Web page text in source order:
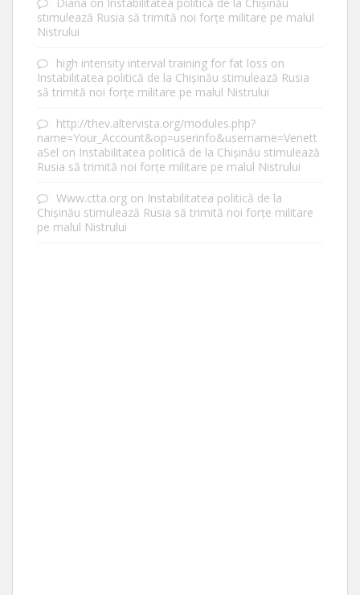
stimulează Rusia să trimită noi forțe militare pe malul
Nistrului
high intensity interval training for fat loss on
Instabilitatea politică de la Chișinău stimulează Rusia
să trimită noi forțe militare pe malul Nistrului
http://thev.altervista.org/modules.php?
name=Your_Account&op=userinfo&username=Venett
aSel on Instabilitatea politică de la Chișinău stimulează
Rusia să trimită noi forțe militare pe malul Nistrului
Www.ctta.org on Instabilitatea politică de la
Chișinău stimulează Rusia să trimită noi forțe militare
pe malul Nistrului